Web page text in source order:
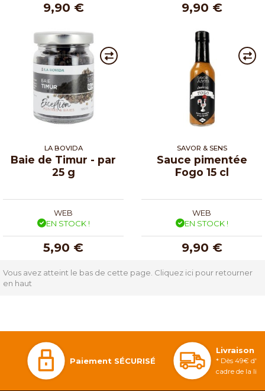
9,90 € 9,90 €
LA BOVIDA
Baie de Timur - par
25 g
WEB
EN STOCK !
5,90 €
SAVOR & SENS
Sauce pimentée
Fogo 15 cl
WEB
EN STOCK !
9,90 €
Vous avez atteint le bas de cette page. Cliquez ici pour retourner
en haut
Paiement SÉCURISÉ
Livraison
* Dès 49€
cadre de la